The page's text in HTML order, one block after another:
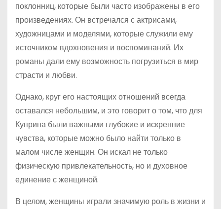
поклонниц, которые были часто изображены в его
произведениях. Он встречался с актрисами,
художницами и моделями, которые служили ему
источником вдохновения и воспоминаний. Их
романы дали ему возможность погрузиться в мир
страсти и любви.
Однако, круг его настоящих отношений всегда
оставался небольшим, и это говорит о том, что для
Куприна были важными глубокие и искренние
чувства, которые можно было найти только в
малом числе женщин. Он искал не только
физическую привлекательность, но и духовное
единение с женщиной.
В целом, женщины играли значимую роль в жизни и